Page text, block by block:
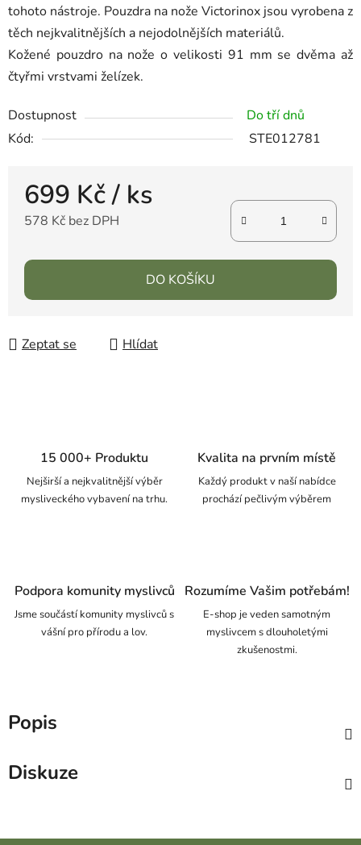
tohoto nástroje. Pouzdra na nože Victorinox jsou vyrobena z
těch nejkvalitnějších a nejodolnějších materiálů.
Kožené pouzdro na nože o velikosti 91 mm se dvěma až
čtyřmi vrstvami želízek.
Dostupnost
Do tří dnů
Kód:
STE012781
699 Kč/ ks
578 Kč bez DPH
DO KOŠÍKU
Zeptat se Hlídat
15 000+ Produktu
Nejširší a nejkvalitnější výběr
mysliveckého vybavení na trhu.
Kvalita na prvním místě
Každý produkt v naší nabídce
prochází pečlivým výběrem
Podpora komunity myslivců
Jsme součástí komunity myslivců s
vášní pro přírodu a lov.
Rozumíme Vašim potřebám!
E-shop je veden samotným
myslivcem s dlouholetými
zkušenostmi.
Popis
Diskuze